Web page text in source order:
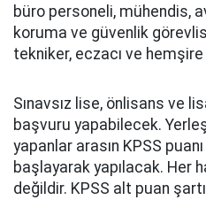
büro personeli, mühendis,
koruma ve güvenlik
tekniker, eczacı ve hemşire
Sınavsız lise, önlisans ve
başvuru yapabilecek.
yapanlar arasın KPSS
başlayarak yapılacak. Her
değildir. KPSS alt puan